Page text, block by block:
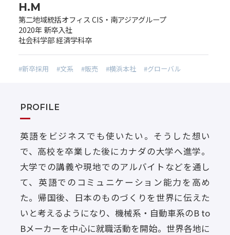
H.M
第二地域統括オフィス CIS・南アジアグループ
2020年 新卒入社
社会科学部 経済学科卒
#新卒採用 #文系 #販売 #横浜本社 #グローバル
PROFILE
英語をビジネスでも使いたい。そうした想い
で、高校を卒業した後にカナダの大学へ進学。
大学での講義や現地でのアルバイトなどを通し
て、英語でのコミュニケーション能力を高め
た。帰国後、日本のものづくりを世界に伝えた
いと考えるようになり、機械系・自動車系のB to
Bメーカーを中心に就職活動を開始。世界各地に